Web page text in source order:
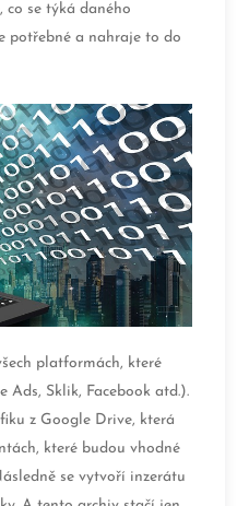
co se týká daného
potřebné a nahraje to do
platformách, které
Ads, Sklik, Facebook atd.).
z Google Drive, která
které budou vhodné
se vytvoří inzerátu